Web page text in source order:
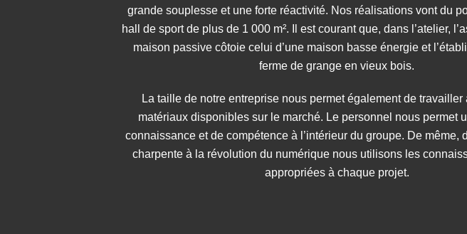
grande souplesse et une forte réactivité. Nos réalisations vont du
hall de sport de plus de 1 000 m². Il est courant que, dans l’atelier,
maison passive côtoie celui d’une maison basse énergie et
ferme de grange en vieux bois.
La taille de notre entreprise nous permet également de travailler
matériaux disponibles sur le marché. Le personnel nous permet
connaissance et de compétence à l’intérieur du groupe. De même,
charpente à la révolution du numérique nous utilisons les
appropriées à chaque projet.